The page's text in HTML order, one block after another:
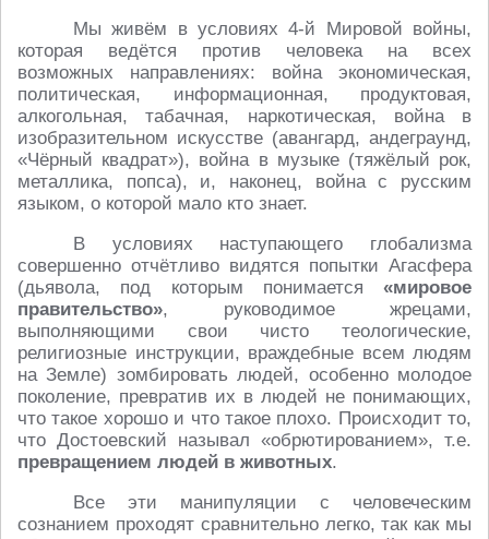
Мы живём в условиях 4-й Мировой войны,
которая ведётся против человека на всех
возможных направлениях: война экономическая,
политическая, информационная, продуктовая,
алкогольная, табачная, наркотическая, война в
изобразительном искусстве (авангард, андеграунд,
«Чёрный квадрат»), война в музыке (тяжёлый рок,
металлика, попса), и, наконец, война с русским
языком, о которой мало кто знает.
В условиях наступающего глобализма
совершенно отчётливо видятся попытки Агасфера
(дьявола, под которым понимается «мировое
правительство», руководимое жрецами,
выполняющими свои чисто теологические,
религиозные инструкции, враждебные всем людям
на Земле) зомбировать людей, особенно молодое
поколение, превратив их в людей не понимающих,
что такое хорошо и что такое плохо. Происходит то,
что Достоевский называл «обрютированием», т.е.
превращением людей в животных.
Все эти манипуляции с человеческим
сознанием проходят сравнительно легко, так как мы